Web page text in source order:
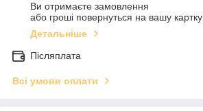
Ви отримаєте замовлення
або гроші повернуться на вашу картку
Детальніше
Післяплата
Всі умови оплати